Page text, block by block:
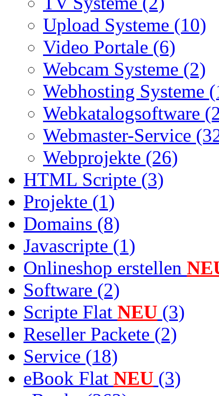
Upload Systeme (10)
Video Portale (6)
Webcam Systeme (2)
Webhosting Systeme
Webkatalogsoftware
Webmaster-Service
Webprojekte (26)
HTML Scripte (3)
Projekte (1)
Domains (8)
Javascripte (1)
Onlineshop erstellen
Software (2)
Scripte Flat NEU (3)
Reseller Packete (2)
Service (18)
eBook Flat NEU (3)